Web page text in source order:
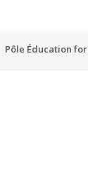
Pôle Éducation